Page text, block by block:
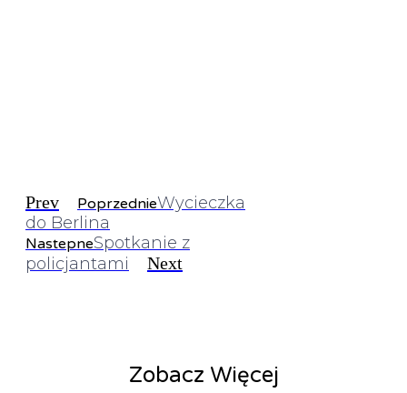
Prev PoprzednieWycieczka
do Berlina
NastepneSpotkanie z
policjantami
Next
Zobacz Więcej